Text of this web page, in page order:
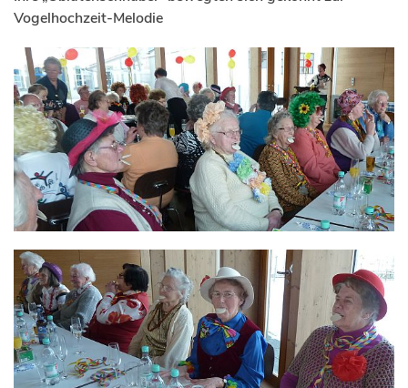
Vogelhochzeit-Melodie